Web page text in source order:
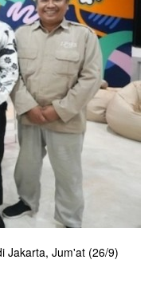
Jakarta, Jum'at (26/9)